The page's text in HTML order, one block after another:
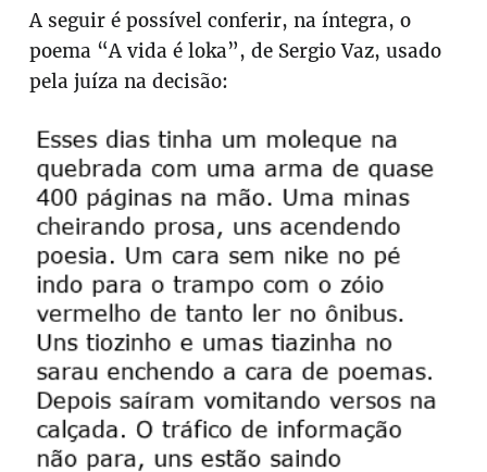
A seguir é possível conferir, na íntegra, o
poema “A vida é loka”, de Sergio Vaz, usado
pela juíza na decisão: